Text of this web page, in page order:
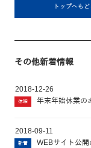
トップへもど
その他新着情報
2018-12-26
休暇 年末年始休業の
2018-09-11
新着 WEBサイト公開